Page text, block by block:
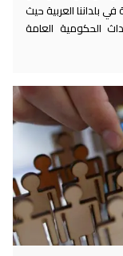
بلداننا العربية حيث
الحكومية العامة